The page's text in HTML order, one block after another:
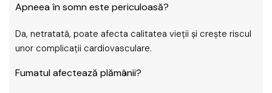
Apneea în somn este periculoasă?
Da, netratată, poate afecta calitatea vieții și crește riscul
unor complicații cardiovasculare.
Fumatul afectează plămânii?